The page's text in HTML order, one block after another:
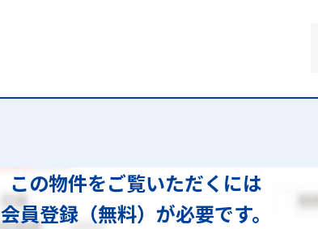
この物件をご覧いただくには
会員登録（無料）が必要です。